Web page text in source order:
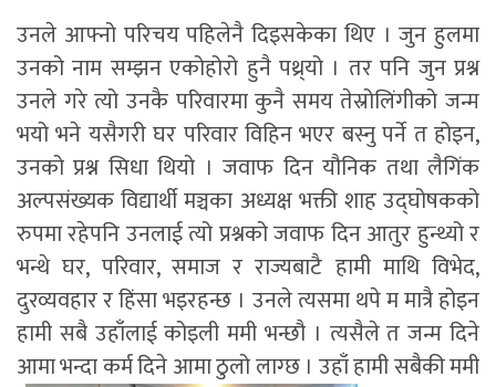
उनले आफ्नो परिचय पहिलेनै दिइसकेका थिए । जुन हुलमा
उनको नाम सम्झन एकोहोरो हुनै पथ्र्यो । तर पनि जुन प्रश्न
उनले गरे त्यो उनकै परिवारमा कुनै समय तेस्रोलिंगीको जन्म
भयो भने यसैगरी घर परिवार विहिन भएर बस्नु पर्ने त होइन,
उनको प्रश्न सिधा थियो । जवाफ दिन यौनिक तथा लैगिंक
अल्पसंख्यक विद्यार्थी मञ्चका अध्यक्ष भक्ती शाह उद्घोषकको
रुपमा रहेपनि उनलाई त्यो प्रश्नको जवाफ दिन आतुर हुन्थ्यो र
भन्थे घर, परिवार, समाज र राज्यबाटै हामी माथि विभेद,
दुरव्यवहार र हिंसा भइरहन्छ । उनले त्यसमा थपे म मात्रै होइन
हामी सबै उहाँलाई कोइली ममी भन्छौ । त्यसैले त जन्म दिने
आमा भन्दा कर्म दिने आमा ठुलो लाग्छ । उहाँ हामी सबैकी ममी